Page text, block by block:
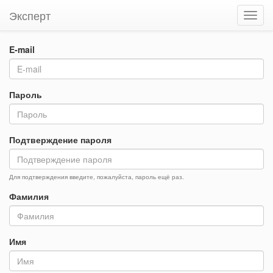
Эксперт
E-mail
Пароль
Подтверждение пароля
Для подтверждения введите, пожалуйста, пароль ещё раз.
Фамилия
Имя